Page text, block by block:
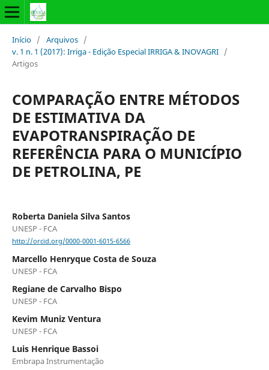
Início / Arquivos /
v. 1 n. 1 (2017): Irriga - Edição Especial IRRIGA & INOVAGRI /
Artigos
COMPARAÇÃO ENTRE MÉTODOS
DE ESTIMATIVA DA
EVAPOTRANSPIRAÇÃO DE
REFERÊNCIA PARA O MUNICÍPIO
DE PETROLINA, PE
Roberta Daniela Silva Santos
UNESP - FCA
http://orcid.org/0000-0001-6015-6566
Marcello Henryque Costa de Souza
UNESP - FCA
Regiane de Carvalho Bispo
UNESP - FCA
Kevim Muniz Ventura
UNESP - FCA
Luis Henrique Bassoi
Embrapa Instrumentação